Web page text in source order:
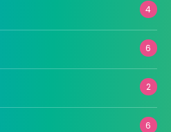
4
6
2
6